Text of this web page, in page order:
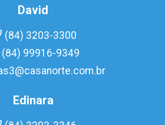
David
(84) 3203-3300
(84) 99916-9349
Edinara